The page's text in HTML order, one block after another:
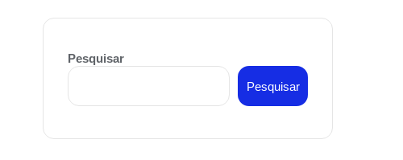
Pesquisar
Pesquisar